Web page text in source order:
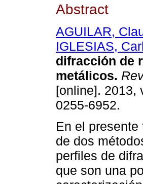
Abstract
AGUILAR,
IGLESIAS,
difracción de
metálicos.
[online]. 2013,
0255-6952.
En el
de dos
perfiles de
que son una